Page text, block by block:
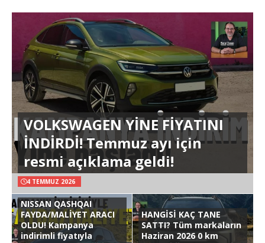
VOLKSWAGEN YİNE FİYATINI
İNDİRDİ! Temmuz ayı için
resmi açıklama geldi!
4 TEMMUZ 2026
NISSAN QASHQAI
FAYDA/MALİYET ARACI
OLDU! Kampanya
indirimli fiyatıyla
HANGİSİ KAÇ TANE
SATTI? Tüm markaların
Haziran 2026 0 km